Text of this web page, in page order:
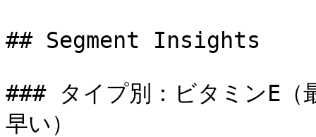
## Segment Insights
### タイプ別：ビタミンE（
早い）